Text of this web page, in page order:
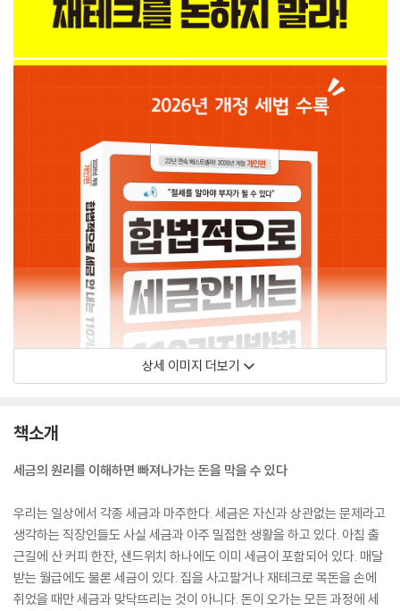
상세 이미지 더보기
책소개
세금의 원리를 이해하면 빠져나가는 돈을 막을 수 있다
우리는 일상에서 각종 세금과 마주한다. 세금은 자신과 상관없는 문제라고
생각하는 직장인들도 사실 세금과 아주 밀접한 생활을 하고 있다. 아침 출
근길에 산 커피 한잔, 샌드위치 하나에도 이미 세금이 포함되어 있다. 매달
받는 월급에도 물론 세금이 있다. 집을 사고팔거나 재테크로 목돈을 손에
쥐었을 때만 세금과 맞닥뜨리는 것이 아니다. 돈이 오가는 모든 과정에 세